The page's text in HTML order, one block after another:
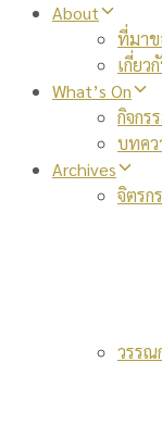
About
ที่มาข
เกี่ยว
What’s On
กิจกร
บทคว
Archives
จิตรก
วรรณ